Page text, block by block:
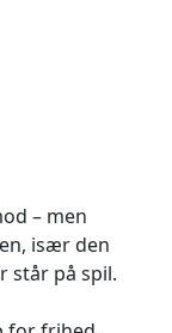
– men
især den
står på spil.